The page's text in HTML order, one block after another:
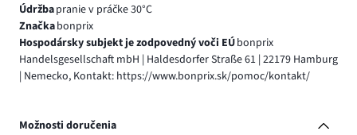
Údržbapranie v práčke 30°C
Značkabonprix
Hospodársky subjekt je zodpovedný voči EÚbonprix
Handelsgesellschaft mbH | Haldesdorfer Straße 61 | 22179 Hamburg
| Nemecko, Kontakt: https://www.bonprix.sk/pomoc/kontakt/
Možnosti doručenia